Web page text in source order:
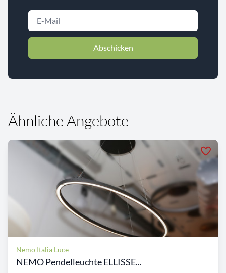
Abschicken
Ähnliche Angebote
Nemo Italia Luce
NEMO Pendelleuchte ELLISSE...